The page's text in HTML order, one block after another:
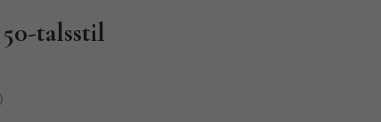
talsstil